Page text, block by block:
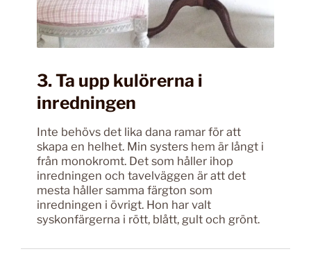
3. Ta upp kulörerna i
inredningen
Inte behövs det lika dana ramar för att
skapa en helhet. Min systers hem är långt i
från monokromt. Det som håller ihop
inredningen och tavelväggen är att det
mesta håller samma färgton som
inredningen i övrigt. Hon har valt
syskonfärgerna i rött, blått, gult och grönt.